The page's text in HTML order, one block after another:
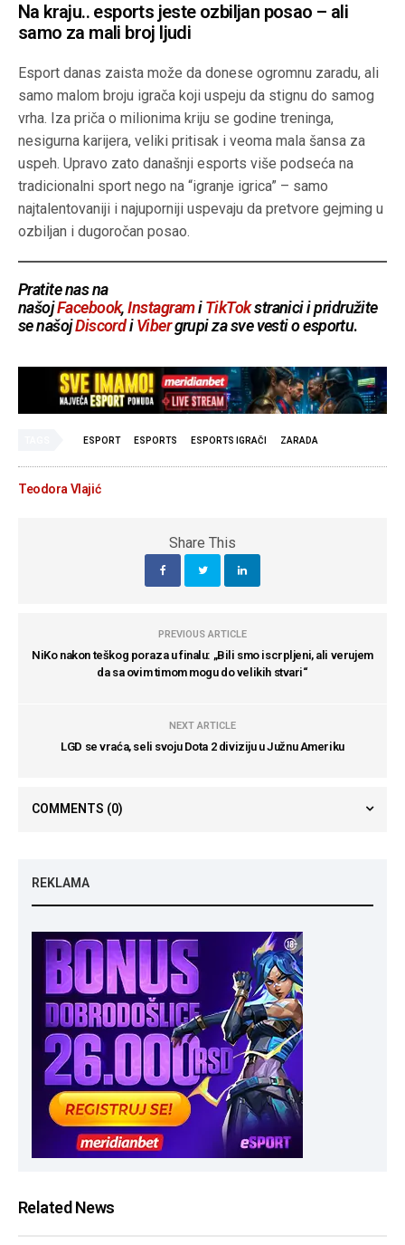
Na kraju.. esports jeste ozbiljan posao – ali
samo za mali broj ljudi
Esport danas zaista može da donese ogromnu zaradu, ali
samo malom broju igrača koji uspeju da stignu do samog
vrha. Iza priča o milionima kriju se godine treninga,
nesigurna karijera, veliki pritisak i veoma mala šansa za
uspeh. Upravo zato današnji esports više podseća na
tradicionalni sport nego na “igranje igrica” – samo
najtalentovaniji i najuporniji uspevaju da pretvore gejming u
ozbiljan i dugoročan posao.
Pratite nas na
našojFacebook,InstagramiTikTokstranici i pridružite
se našojDiscordiVibergrupi za sve vesti o esportu.
ESPORT ESPORTS ESPORTS IGRAČI ZARADA
Teodora Vlajić
Share This
PREVIOUS ARTICLE
NiKo nakon teškog poraza u finalu: „Bili smo iscrpljeni, ali verujem
da sa ovim timom mogu do velikih stvari“
NEXT ARTICLE
LGD se vraća, seli svoju Dota 2 diviziju u Južnu Ameriku
COMMENTS (0)
REKLAMA
Related News